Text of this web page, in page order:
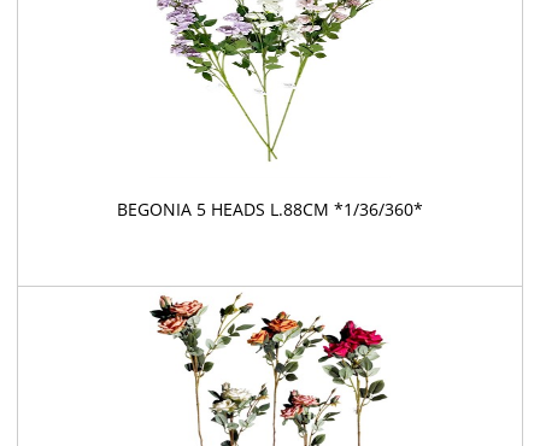
BEGONIA 5 HEADS L.88CM *1/36/360*